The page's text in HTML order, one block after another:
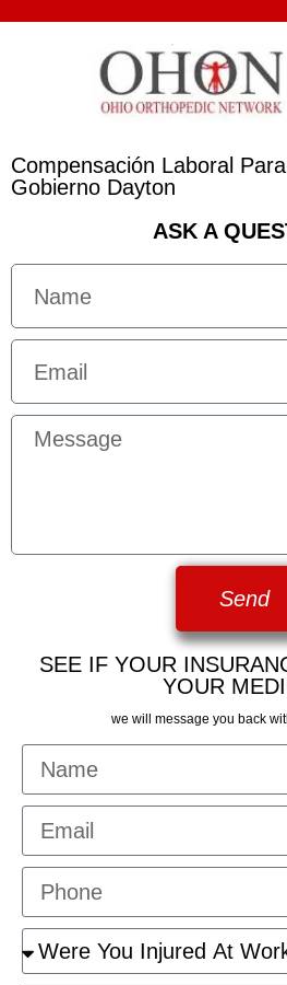
Compensación Laboral
Gobierno Dayton
ASK A
Send
SEE IF YOUR
YOUR
we will message you back